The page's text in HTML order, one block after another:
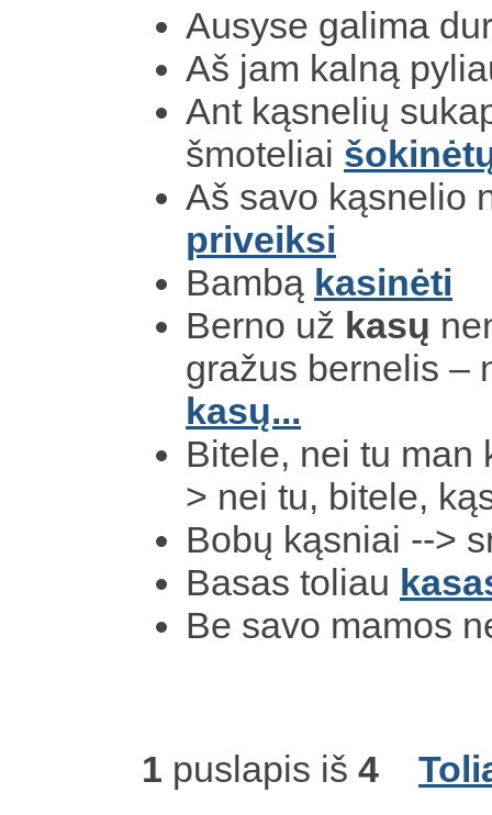
Ausyse galima
Aš jam kalną
Ant kąsnelių
šmoteliai
Aš savo kąsnelio
priveiksi
Bambą kasinėti
Berno už kasų
gražus bernelis –
kasų...
Bitele, nei tu man
> nei tu, bitele,
Bobų kąsniai -->
Basas toliau
Be savo mamos
1 puslapis iš 4